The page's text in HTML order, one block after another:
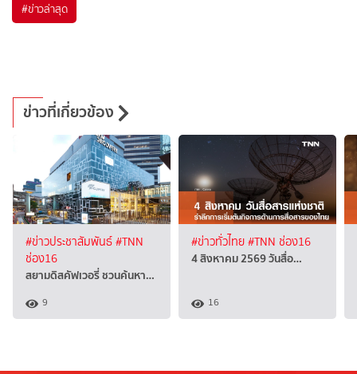
#ข่าวล่าสุด
ข่าวที่เกี่ยวข้อง
#ข่าวประชาสัมพันธ์#TNN
ช่อง16
สยามดิสคัฟเวอรี่ ชวนค้นหา…
9
#ข่าวทั่วไทย#TNN ช่อง16
4 สิงหาคม 2569 วันสื่อ…
16